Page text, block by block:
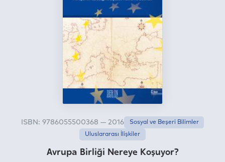
Anlaşmalı Yayınevleri
Avrupa Birliği Nereye Koşuyor?
ISBN: 9786055500368 — 2016
Sosyal ve Beşeri Bilimler
Uluslararası İlişkiler